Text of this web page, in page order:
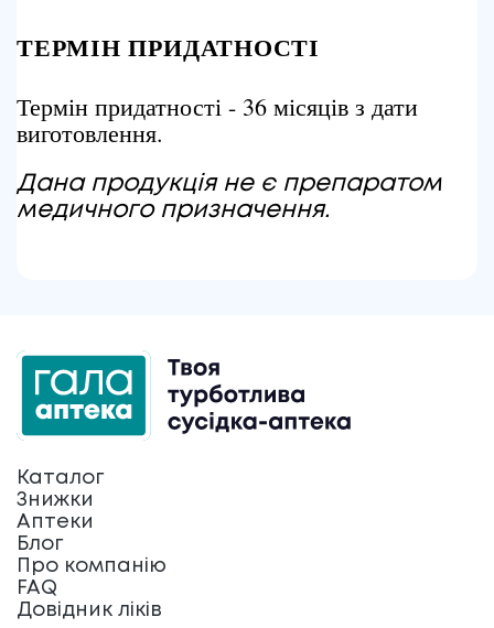
ТЕРМІН ПРИДАТНОСТІ
Термін придатності - 36 місяців з дати
виготовлення.
Дана продукція не є препаратом
медичного призначення.
Каталог
Знижки
Аптеки
Блог
Про компанію
FAQ
Довідник ліків